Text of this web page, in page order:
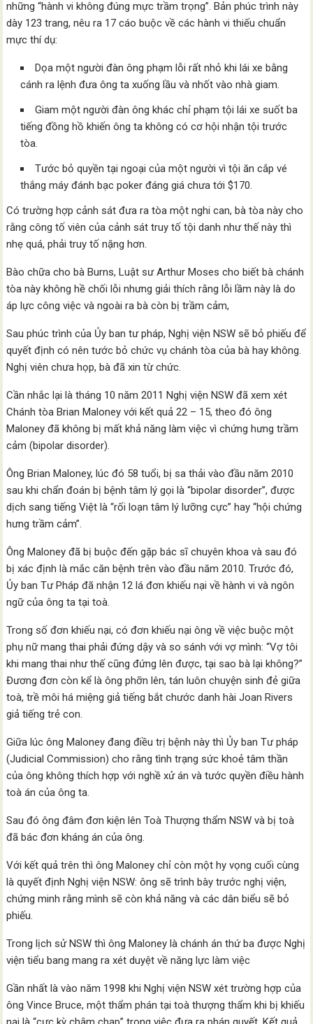
những “hành vi không đúng mực trầm trọng”. Bản phúc trình này
dày 123 trang, nêu ra 17 cáo buộc về các hành vi thiếu chuẩn
mực thí dụ:
Dọa một người đàn ông phạm lỗi rất nhỏ khi lái xe bằng
cánh ra lệnh đưa ông ta xuống lầu và nhốt vào nhà giam.
Giam một người đàn ông khác chỉ phạm tội lái xe suốt ba
tiếng đồng hồ khiến ông ta không có cơ hội nhận tội trước
tòa.
Tước bỏ quyền tại ngoại của một người vì tội ăn cắp vé
thắng máy đánh bạc poker đáng giá chưa tới $170.
Có trường hợp cảnh sát đưa ra tòa một nghi can, bà tòa này cho
rằng công tố viên của cảnh sát truy tố tội danh như thế này thì
nhẹ quá, phải truy tố nặng hơn.
Bào chữa cho bà Burns, Luật sư Arthur Moses cho biết bà chánh
tòa này không hề chối lỗi nhưng giải thích rằng lỗi lầm này là do
áp lực công việc và ngoài ra bà còn bị trầm cảm,
Sau phúc trình của Ủy ban tư pháp, Nghị viện NSW sẽ bỏ phiếu để
quyết định có nên tước bỏ chức vụ chánh tòa của bà hay không.
Nghị viên chưa họp, bà đã xin từ chức.
Cần nhắc lại là tháng 10 năm 2011 Nghị viện NSW đã xem xét
Chánh tòa Brian Maloney với kết quả 22 – 15, theo đó ông
Maloney đã không bị mất khả năng làm việc vì chứng hưng trầm
cảm (bipolar disorder).
Ông Brian Maloney, lúc đó 58 tuổi, bị sa thải vào đầu năm 2010
sau khi chẩn đoán bị bệnh tâm lý gọi là “bipolar disorder”, được
dịch sang tiếng Việt là “rối loạn tâm lý lưỡng cực” hay “hội chứng
hưng trầm cảm”.
Ông Maloney đã bị buộc đến gặp bác sĩ chuyên khoa và sau đó
bị xác định là mắc căn bệnh trên vào đầu năm 2010. Trước đó,
Ủy ban Tư Pháp đã nhận 12 lá đơn khiếu nại về hành vi và ngôn
ngữ của ông ta tại toà.
Trong số đơn khiếu nại, có đơn khiếu nại ông về việc buộc một
phụ nữ mang thai phải đứng dậy và so sánh với vợ mình: “Vợ tôi
khi mang thai như thế cũng đứng lên được, tại sao bà lại không?”
Đương đơn còn kể là ông phỡn lên, tán luôn chuyện sinh đẻ giữa
toà, trề môi há miệng giả tiếng bắt chước danh hài Joan Rivers
giả tiếng trẻ con.
Giữa lúc ông Maloney đang điều trị bệnh này thì Ủy ban Tư pháp
(Judicial Commission) cho rằng tình trạng sức khoẻ tâm thần
của ông không thích hợp với nghề xử án và tước quyền điều hành
toà án của ông ta.
Sau đó ông đâm đơn kiện lên Toà Thượng thẩm NSW và bị toà
đã bác đơn kháng án của ông.
Với kết quả trên thì ông Maloney chỉ còn một hy vọng cuối cùng
là quyết định Nghị viện NSW: ông sẽ trình bày trước nghị viện,
chứng minh rằng mình sẽ còn khả năng và các dân biểu sẽ bỏ
phiếu.
Trong lịch sử NSW thì ông Maloney là chánh án thứ ba được Nghị
viện tiểu bang mang ra xét duyệt về năng lực làm việc
Gần nhất là vào năm 1998 khi Nghị viện NSW xét trường hợp của
ông Vince Bruce, một thẩm phán tại toà thượng thẩm khi bị khiếu